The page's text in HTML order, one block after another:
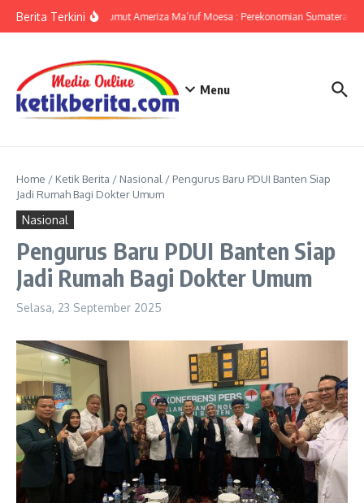
Berita TerkiniKPwBI Sumut Ameriza Ma’ruf Moesa : Perekonomian Sumatera
Menu
Home / Ketik Berita / Nasional / Pengurus Baru PDUI Banten Siap
Jadi Rumah Bagi Dokter Umum
Nasional
Pengurus Baru PDUI Banten Siap
Jadi Rumah Bagi Dokter Umum
Selasa, 23 September 2025